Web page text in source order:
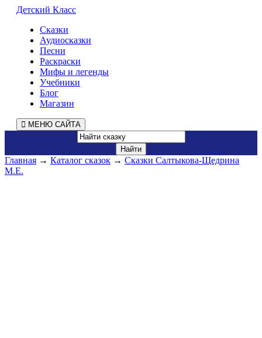
Детский Класс
Сказки
Аудиосказки
Песни
Раскраски
Мифы и легенды
Учебники
Блог
Магазин
МЕНЮ САЙТА
Главная → Каталог сказок → Сказки Салтыкова-Щедрина
М.Е.